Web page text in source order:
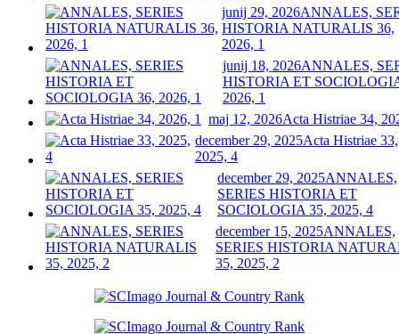
junij 29, 2026ANNALES,
HISTORIA NATURALIS 36,
2026, 1
junij 18, 2026ANNALES,
HISTORIA ET
2026, 1
maj 12, 2026Acta Histriae 34,
december 29, 2025Acta Histriae 33,
2025, 4
december 29, 2025ANNALES,
SERIES HISTORIA ET
SOCIOLOGIA 35, 2025, 4
december 15, 2025ANNALES,
SERIES HISTORIA
35, 2025, 2